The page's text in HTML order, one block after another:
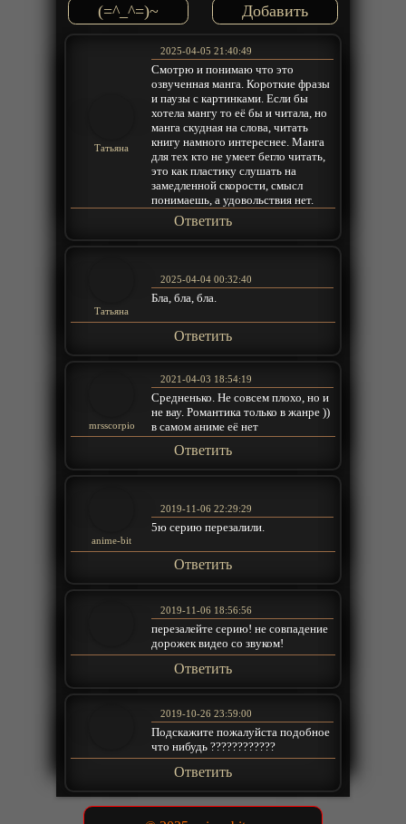
(=^_^=)~
Татьяна
2025-04-05 21:40:49
Смотрю и понимаю что это
озвученная манга. Короткие фразы
и паузы с картинками. Если бы
хотела мангу то её бы и читала, но
манга скудная на слова, читать
книгу намного интереснее. Манга
для тех кто не умеет бегло читать,
это как пластику слушать на
замедленной скорости, смысл
понимаешь, а удовольствия нет.
Ответить
Татьяна
2025-04-04 00:32:40
Бла, бла, бла.
Ответить
mrsscorpio
2021-04-03 18:54:19
Средненько. Не совсем плохо, но и
не вау. Романтика только в жанре ))
в самом аниме её нет
Ответить
anime-bit
2019-11-06 22:29:29
5ю серию перезалили.
Ответить
2019-11-06 18:56:56
перезалейте серию! не совпадение
дорожек видео со звуком!
Ответить
2019-10-26 23:59:00
Подскажите пожалуйста подобное
что нибудь ????????????
Ответить